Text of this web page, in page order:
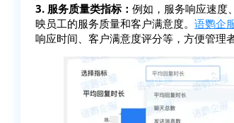
3. 服务质量类指标： 例如，服务响应速度
映员工的服务质量和客户满意度。 语鹦企
响应时间、客户满意度评分等，方便管理